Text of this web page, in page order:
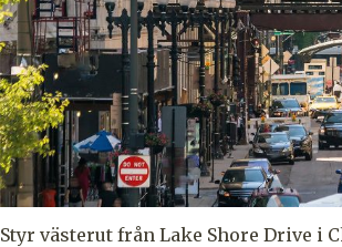
Styr västerut från Lake Shore Drive i